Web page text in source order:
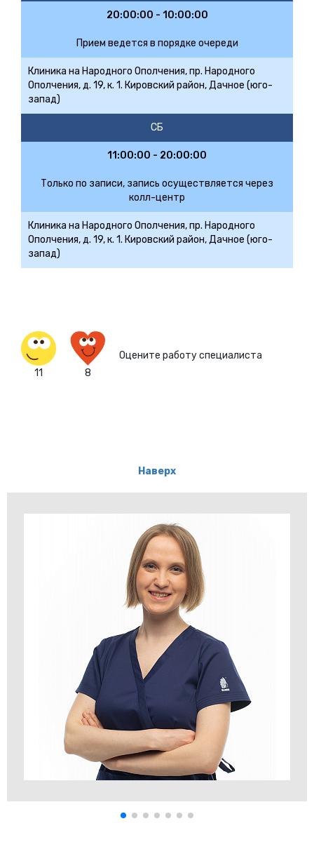
20:00:00 - 10:00:00
Прием ведется в порядке очереди
Клиника на Народного Ополчения, пр. Народного
Ополчения, д. 19, к. 1. Кировский район, Дачное (юго-
запад)
СБ
11:00:00 - 20:00:00
Только по записи, запись осуществляется через
колл-центр
Клиника на Народного Ополчения, пр. Народного
Ополчения, д. 19, к. 1. Кировский район, Дачное (юго-
запад)
11 8
Оцените работу специалиста
Наверх